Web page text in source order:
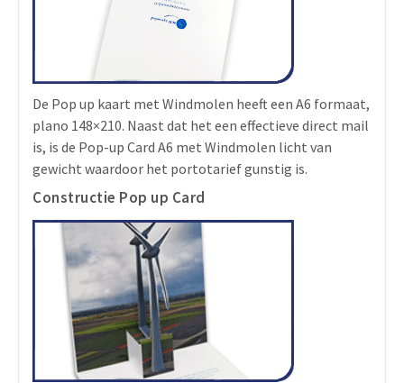
De Pop up kaart met Windmolen heeft een A6 formaat,
plano 148×210. Naast dat het een effectieve direct mail
is, is de Pop-up Card A6 met Windmolen licht van
gewicht waardoor het portotarief gunstig is.
Constructie Pop up Card